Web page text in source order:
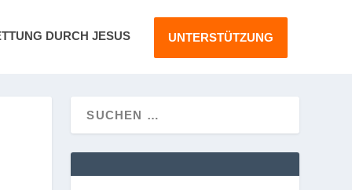
DURCH JESUS UNTERSTÜTZUNG